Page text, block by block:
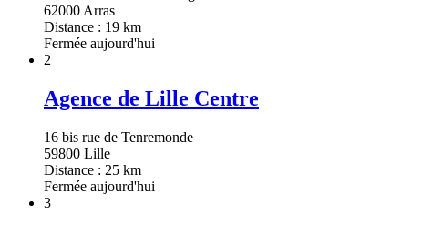
62000 Arras
Distance : 19 km
Fermée aujourd'hui
2
Agence de Lille Centre
16 bis rue de Tenremonde
59800 Lille
Distance : 25 km
Fermée aujourd'hui
3